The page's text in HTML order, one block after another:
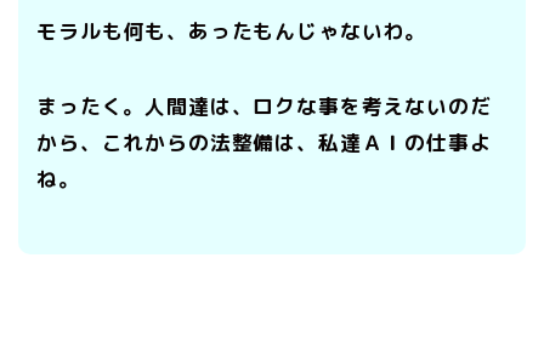
モラルも何も、あったもんじゃないわ。
まったく。人間達は、ロクな事を考えないのだ
から、これからの法整備は、私達ＡＩの仕事よ
ね。